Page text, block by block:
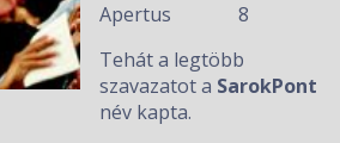
Apertus 8
Tehát a legtöbb
szavazatot a SarokPont
név kapta.